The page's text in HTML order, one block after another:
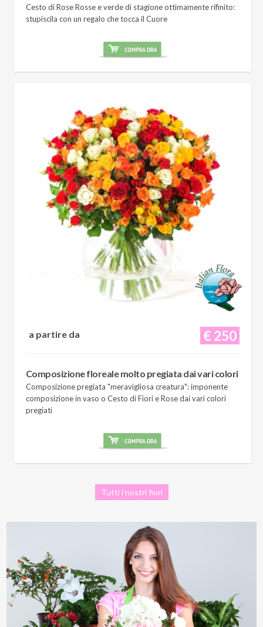
Cesto di Rose Rosse e verde di stagione ottimamente rifinito:
stupiscila con un regalo che tocca il Cuore
€ 250
a partire da
Composizione floreale molto pregiata dai vari colori
Composizione pregiata "meravigliosa creatura": imponente
composizione in vaso o Cesto di Fiori e Rose dai vari colori
pregiati
Tutti i nostri fiori